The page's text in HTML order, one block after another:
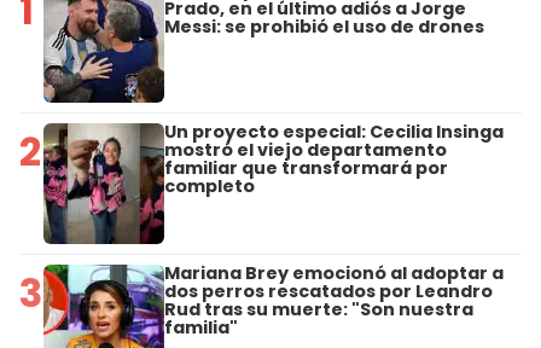
Prado, en el último adiós a Jorge
Messi: se prohibió el uso de drones
2 Un proyecto especial: Cecilia Insinga
mostró el viejo departamento
familiar que transformará por
completo
3 Mariana Brey emocionó al adoptar a
dos perros rescatados por Leandro
Rud tras su muerte: "Son nuestra
familia"